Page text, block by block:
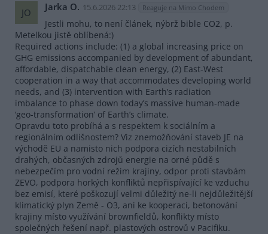
JO Jarka O. 15.6.2026 22:13 Reaguje na Mimo Chodem
Jestli mohu, to není článek, nýbrž bible CO2, p.
Metelkou jistě oblíbená:)
Required actions include: (1) a global increasing price on
GHG emissions accompanied by development of abundant,
affordable, dispatchable clean energy, (2) East-West
cooperation in a way that accommodates developing world
needs, and (3) intervention with Earth’s radiation
imbalance to phase down today’s massive human-made
‘geo-transformation’ of Earth’s climate.
Opravdu toto probíhá a s respektem k sociálním a
regionálním odlišnostem? Viz znemožňování staveb JE na
východě EU a namisto nich podpora cizích nestabilních
drahých, občasných zdrojů energie na orné půdě s
nebezpečím pro vodní režim krajiny, odpor proti stavbám
ZEVO, podpora horkých konfliktů nepřispívající ke vzduchu
bez emisí, které poškozují velmi důležitý ne-li nejdůležitější
klimatický plyn Země - O3, ani ke kooperaci, betonování
krajiny místo využívání brownfieldů, konflikty místo
společných řešení např. plastových ostrovů v Pacifiku.